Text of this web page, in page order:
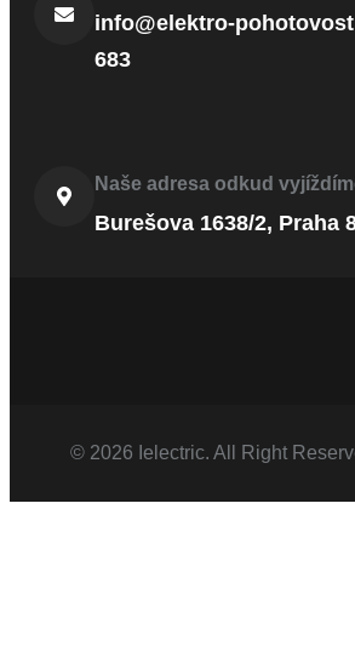
info@elektro-
683
Naše adresa odkud
Burešova 1638/2, Praha
© 2026 Ielectric. All Right